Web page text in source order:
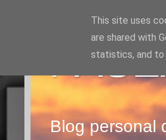
Blog personal
This site uses
are shared with
statistics, and to